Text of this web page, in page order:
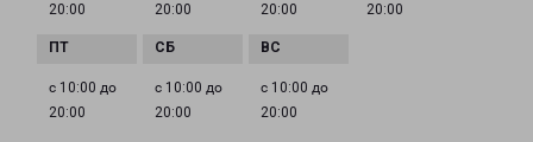
20:00
20:00
20:00
20:00
с 10:00 до
20:00
с 10:00 до
20:00
с 10:00 до
20:00